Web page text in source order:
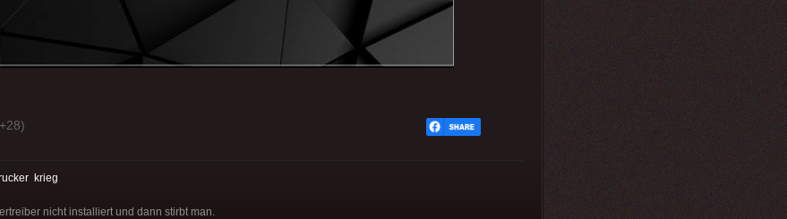
krieg
nicht installiert und dann stirbt man.